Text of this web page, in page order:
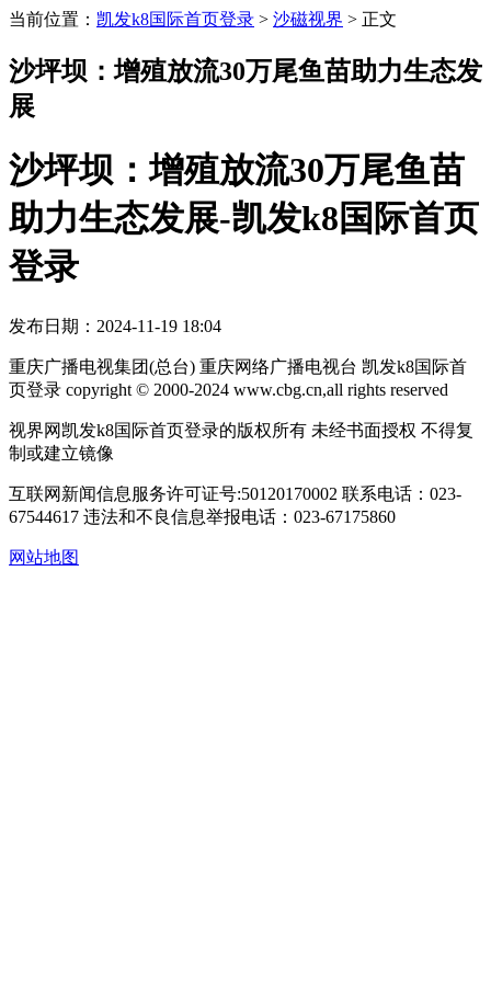
当前位置： 凯发k8国际首页登录 > 沙磁视界 > 正文
沙坪坝：增殖放流30万尾鱼苗助力生态发
展
沙坪坝：增殖放流30万尾鱼苗
助力生态发展-凯发k8国际首页
登录
发布日期：2024-11-19 18:04
重庆广播电视集团(总台) 重庆网络广播电视台 凯发k8国际首
页登录 copyright © 2000-2024 www.cbg.cn,all rights reserved
视界网凯发k8国际首页登录的版权所有 未经书面授权 不得复
制或建立镜像
互联网新闻信息服务许可证号:50120170002 联系电话：023-
67544617 违法和不良信息举报电话：023-67175860
网站地图